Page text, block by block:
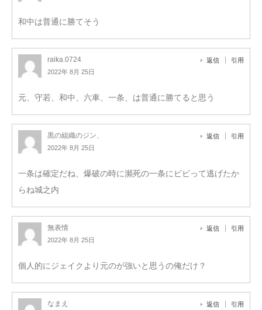
和中は普通に勝てそう
raika.0724
2022年 8月 25日
返信 引用
元、守若、和中、六車、一条、は普通に勝てると思う
黒の組織のジン、
2022年 8月 25日
返信 引用
一条は確定だね、爆破の時に瀕死の一条にビビって逃げたか
らね城之内
無表情
2022年 8月 25日
返信 引用
個人的にジェイクより元のが強いと思うの俺だけ？
なまえ 返信 引用